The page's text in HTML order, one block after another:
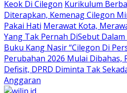
Keok Di Cilegon Kurikulum
Diterapkan, Kemenag Cilegon
Pakai Hati Merawat Kota,
Yang Tak Pernah DiSebut
Buku Kang Nasir “Cilegon Di
Perubahan 2026 Mulai Dibahas,
Defisit, DPRD Diminta Tak
Anggaran